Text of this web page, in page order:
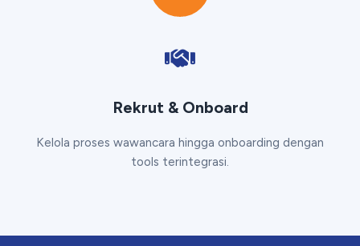
Rekrut & Onboard
Kelola proses wawancara hingga onboarding dengan
tools terintegrasi.